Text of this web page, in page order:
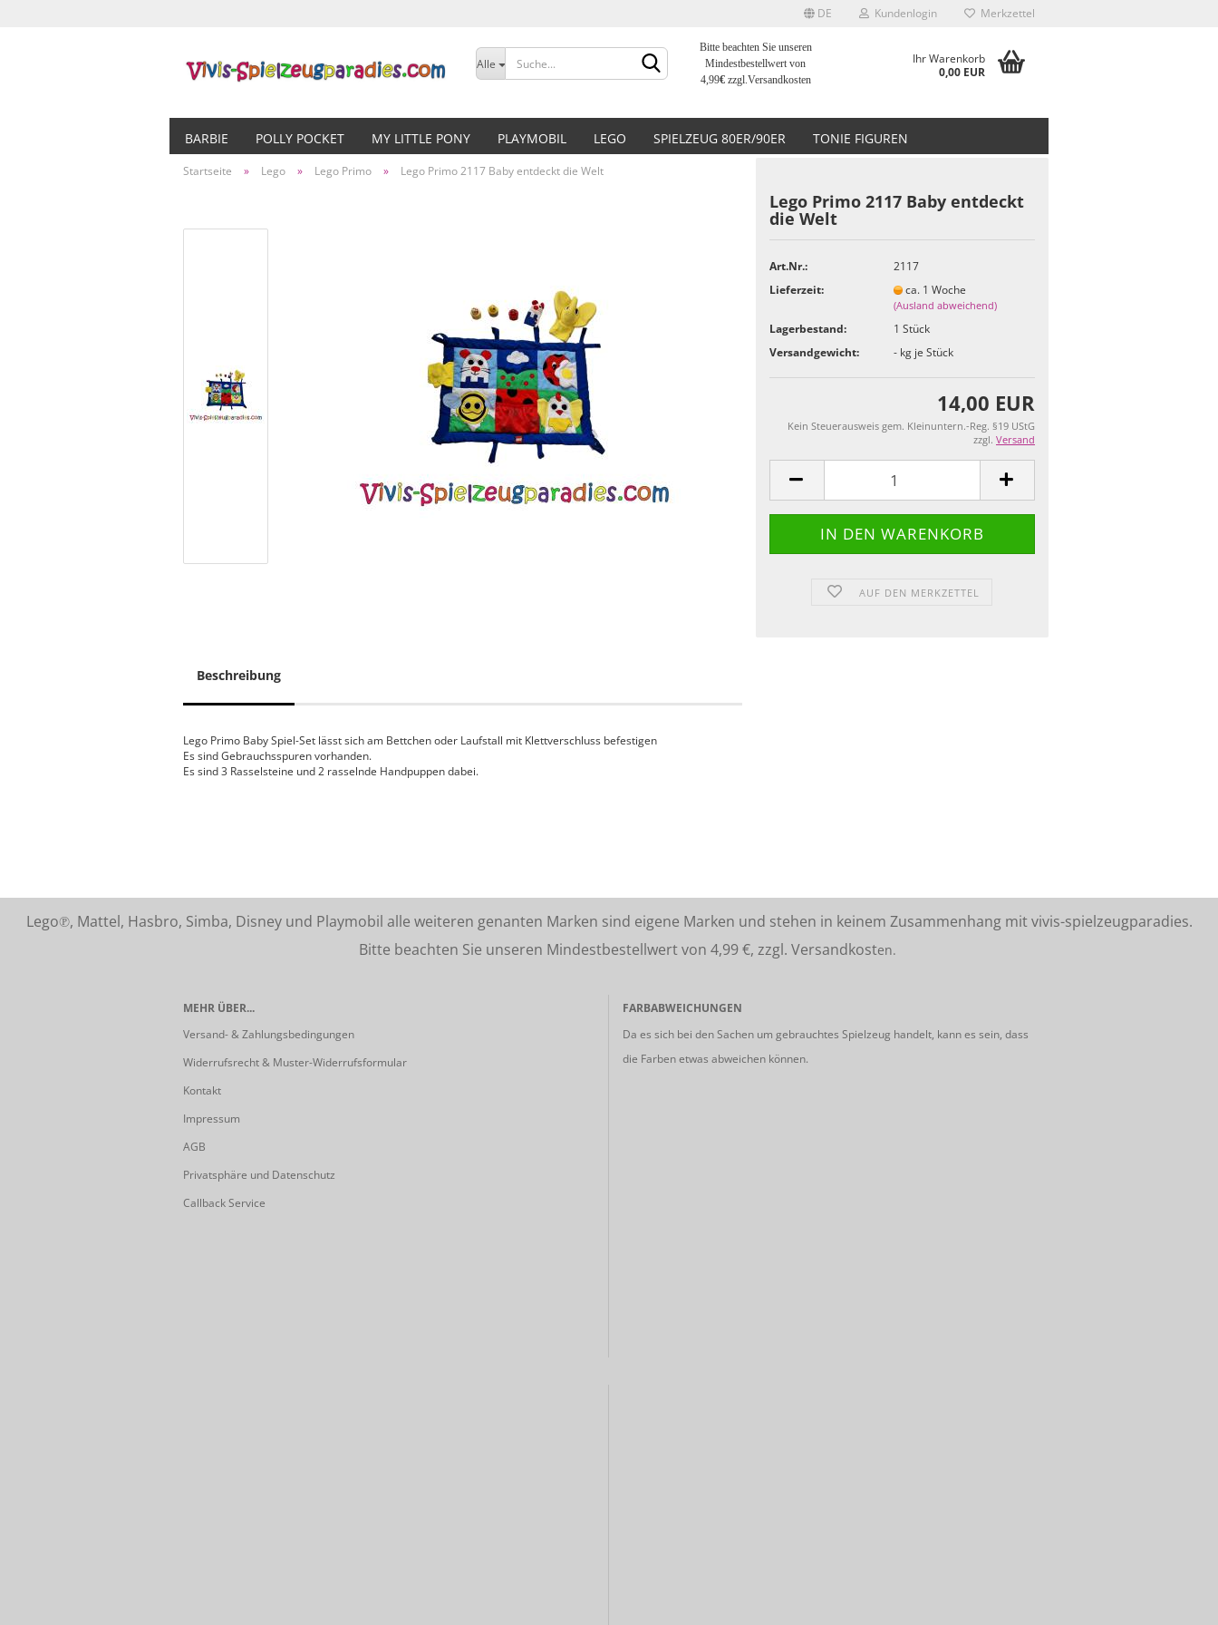
DE
Sprache auswählen
Lieferland
Kundenlogin
Passwort vergessen?
Merkzettel
Alle
Bitte beachten Sie unseren
Mindestbestellwert von
4,99€zzgl.Versandkosten
Ihr Warenkorb
0,00 EUR
BARBIE POLLY POCKET MY LITTLE PONY PLAYMOBIL LEGO SPIELZEUG 80ER/90ER TONIE FIGUREN
Startseite » Lego » Lego Primo » Lego Primo 2117 Baby entdeckt die Welt
Lego Primo 2117 Baby entdeckt
die Welt
Art.Nr.:
2117
Lieferzeit:
ca. 1 Woche
(Ausland abweichend)
Lagerbestand: 1 Stück
Versandgewicht:
-kg je Stück
14,00 EUR
Kein Steuerausweis gem. Kleinuntern.-Reg. §19 UStG
zzgl. Versand
AUF DEN MERKZETTEL
Beschreibung
Lego Primo Baby Spiel-Set lässt sich am Bettchen oder Laufstall mit Klettverschluss befestigen
Es sind Gebrauchsspuren vorhanden.
Es sind 3 Rasselsteine und 2 rasselnde Handpuppen dabei.
Lego℗, Mattel, Hasbro, Simba, Disney und Playmobil alle weiteren genanten Marken sind eigene Marken und stehen in keinem Zusammenhang mit vivis-spielzeugparadies.
Bitte beachten Sie unseren Mindestbestellwert von 4,99 €, zzgl. Versandkosten.
MEHR ÜBER...
Versand- & Zahlungsbedingungen
Widerrufsrecht & Muster-Widerrufsformular
Kontakt
Impressum
AGB
Privatsphäre und Datenschutz
Callback Service
FARBABWEICHUNGEN
Da es sich bei den Sachen um gebrauchtes Spielzeug handelt, kann es sein, dass
die Farben etwas abweichen können.